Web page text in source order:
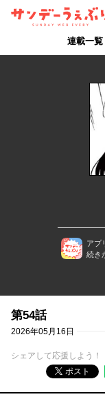
サンデーうぇ
連載一覧
アプ
続き
第54話
2026年05月16日
シェアして応援しよう！
ポスト